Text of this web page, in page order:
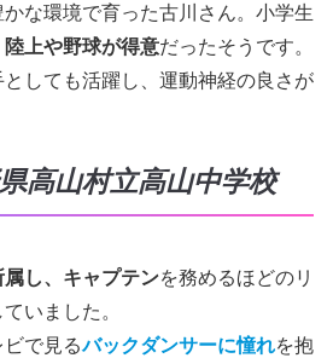
な環境で育った古川さん。小学生
陸上や野球が得意だったそうです。
しても活躍し、運動神経の良さが
高山村立高山中学校
属し、キャプテンを務めるほどのリ
いました。
ビで見るバックダンサーに憧れを抱